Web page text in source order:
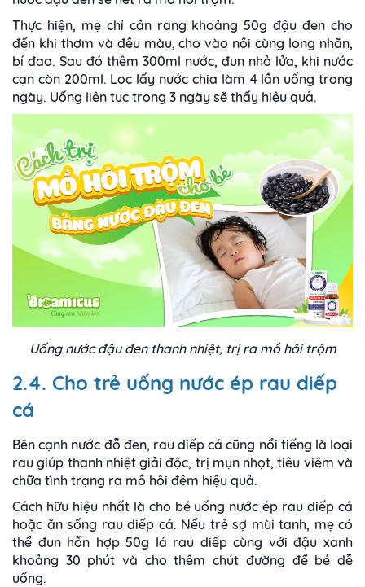
Thực hiện, mẹ chỉ cần rang khoảng 50g đậu đen cho
đến khi thơm và đều màu, cho vào nồi cùng long nhãn,
bí đao. Sau đó thêm 300ml nước, đun nhỏ lửa, khi nước
cạn còn 200ml. Lọc lấy nước chia làm 4 lần uống trong
ngày. Uống liên tục trong 3 ngày sẽ thấy hiệu quả.
Uống nước đậu đen thanh nhiệt, trị ra mồ hôi trộm
2.4. Cho trẻ uống nước ép rau diếp
cá
Bên cạnh nước đỗ đen, rau diếp cá cũng nổi tiếng là loại
rau giúp thanh nhiệt giải độc, trị mụn nhọt, tiêu viêm và
chữa tình trạng ra mồ hôi đêm hiệu quả.
Cách hữu hiệu nhất là cho bé uống nước ép rau diếp cá
hoặc ăn sống rau diếp cá. Nếu trẻ sợ mùi tanh, mẹ có
thể đun hỗn hợp 50g lá rau diếp cùng với đậu xanh
khoảng 30 phút và cho thêm chút đường để bé dễ
uống.